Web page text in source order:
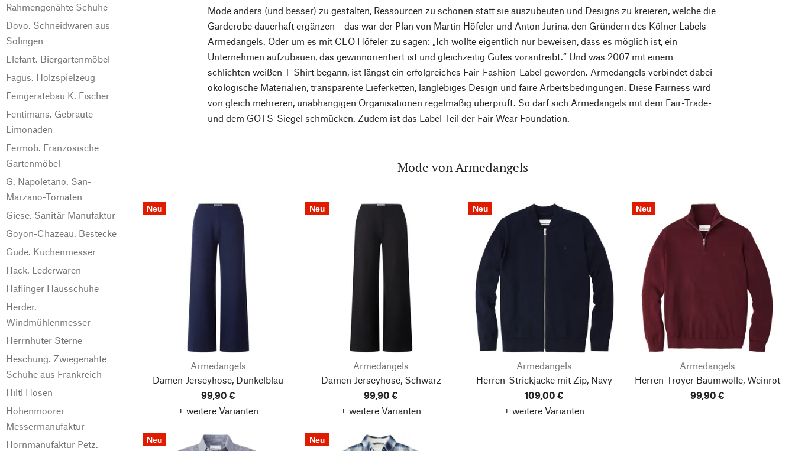
Rahmengenähte Schuhe
Dovo. Schneidwaren aus
Solingen
Elefant. Biergartenmöbel
Fagus. Holzspielzeug
Feingerätebau K. Fischer
Fentimans. Gebraute
Limonaden
Fermob. Französische
Gartenmöbel
G. Napoletano. San-
Marzano-Tomaten
Giese. Sanitär Manufaktur
Goyon-Chazeau. Bestecke
Güde. Küchenmesser
Hack. Lederwaren
Haflinger Hausschuhe
Herder.
Windmühlenmesser
Herrnhuter Sterne
Heschung. Zwiegenähte
Schuhe aus Frankreich
Hiltl Hosen
Hohenmoorer
Messermanufaktur
Hornmanufaktur Petz.
Mode anders (und besser) zu gestalten, Ressourcen zu schonen statt sie auszubeuten und Designs zu kreieren, welche die
Garderobe dauerhaft ergänzen – das war der Plan von Martin Höfeler und Anton Jurina, den Gründern des Kölner Labels
Armedangels. Oder um es mit CEO Höfeler zu sagen: „Ich wollte eigentlich nur beweisen, dass es möglich ist, ein
Unternehmen aufzubauen, das gewinnorientiert ist und gleichzeitig Gutes vorantreibt.“ Und was 2007 mit einem
schlichten weißen T-Shirt begann, ist längst ein erfolgreiches Fair-Fashion-Label geworden. Armedangels verbindet dabei
ökologische Materialien, transparente Lieferketten, langlebiges Design und faire Arbeitsbedingungen. Diese Fairness wird
von gleich mehreren, unabhängigen Organisationen regelmäßig überprüft. So darf sich Armedangels mit dem Fair-Trade-
und dem GOTS-Siegel schmücken. Zudem ist das Label Teil der Fair Wear Foundation.
Mode von Armedangels
Neu
Armedangels
Damen-Jerseyhose, Dunkelblau
99,90 €
+ weitere Varianten
Neu
Armedangels
Damen-Jerseyhose, Schwarz
99,90 €
+ weitere Varianten
Neu
Armedangels
Herren-Strickjacke mit Zip, Navy
109,00 €
+ weitere Varianten
Neu
Armedangels
Herren-Troyer Baumwolle, Weinrot
99,90 €
Neu Neu